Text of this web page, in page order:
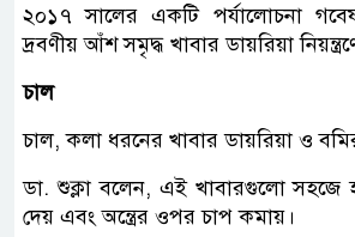
২০১৭ সালের একটি পর্যালোচনা
দ্রবণীয় আঁশ সমৃদ্ধ খাবার ডায়রিয়া
চাল
চাল, কলা ধরনের খাবার ডায়রিয়া ও
ডা. শুক্লা বলেন, এই খাবারগুলো সহজে
দেয় এবং অন্ত্রের ওপর চাপ কমায়।